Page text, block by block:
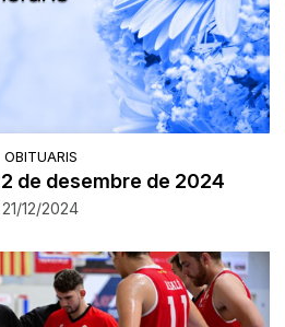
OBITUARIS
de desembre de 2024
21/12/2024